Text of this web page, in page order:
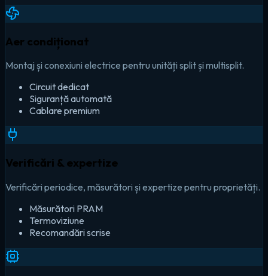
Aer condiționat
Montaj și conexiuni electrice pentru unități split și multisplit.
Circuit dedicat
Siguranță automată
Cablare premium
Verificări & expertize
Verificări periodice, măsurători și expertize pentru proprietăți.
Măsurători PRAM
Termoviziune
Recomandări scrise